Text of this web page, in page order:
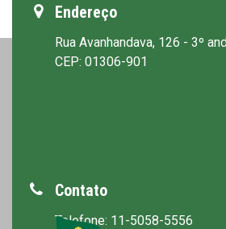
Endereço
Rua Avanhandava, 126 - 3º
CEP: 01306-901
Contato
Telefone: 11-5058-5556